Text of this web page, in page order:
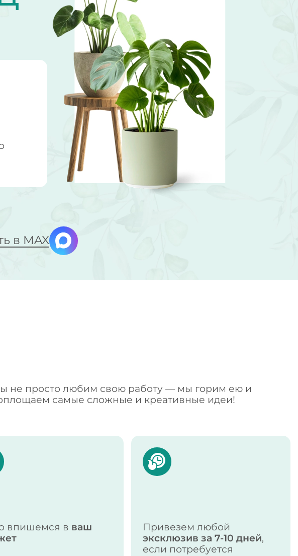
в MAX
не просто любим свою работу — мы горим ею и
самые сложные и креативные идеи!
впишемся в ваш
Привезем любой
эксклюзив за 7-10 дней,
если потребуется